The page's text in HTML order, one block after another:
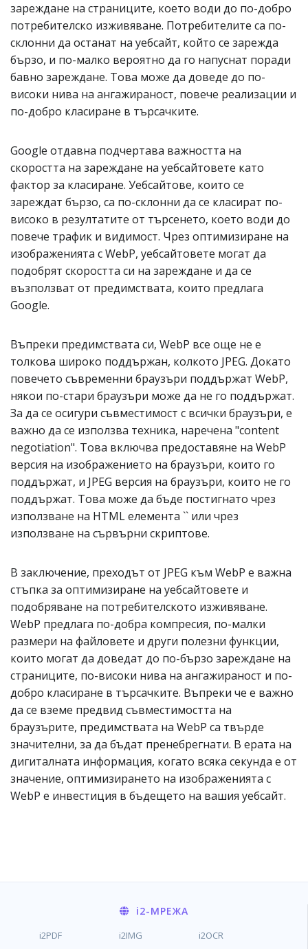
зареждане на страниците, което води до по-добро
потребителско изживяване. Потребителите са по-
склонни да останат на уебсайт, който се зарежда
бързо, и по-малко вероятно да го напуснат поради
бавно зареждане. Това може да доведе до по-
високи нива на ангажираност, повече реализации и
по-добро класиране в търсачките.
Google отдавна подчертава важността на
скоростта на зареждане на уебсайтовете като
фактор за класиране. Уебсайтове, които се
зареждат бързо, са по-склонни да се класират по-
високо в резултатите от търсенето, което води до
повече трафик и видимост. Чрез оптимизиране на
изображенията с WebP, уебсайтовете могат да
подобрят скоростта си на зареждане и да се
възползват от предимствата, които предлага
Google.
Въпреки предимствата си, WebP все още не е
толкова широко поддържан, колкото JPEG. Докато
повечето съвременни браузъри поддържат WebP,
някои по-стари браузъри може да не го поддържат.
За да се осигури съвместимост с всички браузъри, е
важно да се използва техника, наречена "content
negotiation". Това включва предоставяне на WebP
версия на изображението на браузъри, които го
поддържат, и JPEG версия на браузъри, които не го
поддържат. Това може да бъде постигнато чрез
използване на HTML елемента `` или чрез
използване на сървърни скриптове.
В заключение, преходът от JPEG към WebP е важна
стъпка за оптимизиране на уебсайтовете и
подобряване на потребителското изживяване.
WebP предлага по-добра компресия, по-малки
размери на файловете и други полезни функции,
които могат да доведат до по-бързо зареждане на
страниците, по-високи нива на ангажираност и по-
добро класиране в търсачките. Въпреки че е важно
да се вземе предвид съвместимостта на
браузърите, предимствата на WebP са твърде
значителни, за да бъдат пренебрегнати. В ерата на
дигиталната информация, когато всяка секунда е от
значение, оптимизирането на изображенията с
WebP е инвестиция в бъдещето на вашия уебсайт.
i2-МРЕЖА
i2PDF i2IMG
i2OCR